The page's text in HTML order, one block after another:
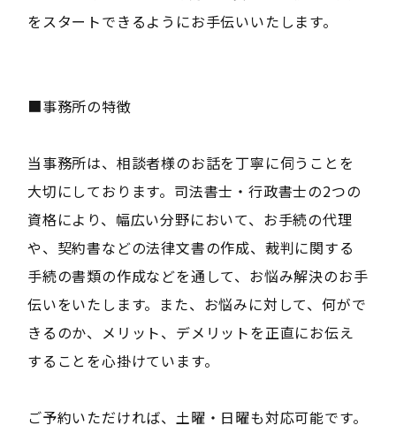
をスタートできるようにお手伝いいたします。
■事務所の特徴
当事務所は、相談者様のお話を丁寧に伺うことを
大切にしております。司法書士・行政書士の2つの
資格により、幅広い分野において、お手続の代理
や、契約書などの法律文書の作成、裁判に関する
手続の書類の作成などを通して、お悩み解決のお手
伝いをいたします。また、お悩みに対して、何がで
きるのか、メリット、デメリットを正直にお伝え
することを心掛けています。
ご予約いただければ、土曜・日曜も対応可能です。